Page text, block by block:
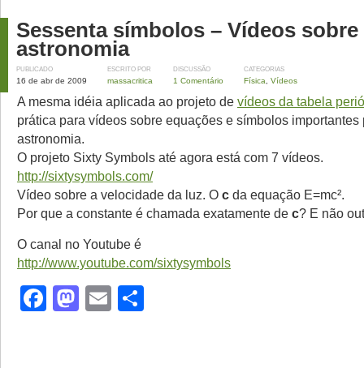
Sessenta símbolos – Vídeos
astronomia
PUBLICADO
16 de abr de 2009
ESCRITO POR
massacritica
DISCUSSÃO
1 Comentário
CATEGORIAS
Física Vídeos
A mesma idéia aplicada ao projeto de vídeos da tabela
prática para vídeos sobre equações e símbolos importantes
astronomia.
O projeto Sixty Symbols até agora está com 7 vídeos.
http://sixtysymbols.com/
Vídeo sobre a velocidade da luz. O c da equação E=mc².
Por que a constante é chamada exatamente de c? E não
O canal no Youtube é
http://www.youtube.com/sixtysymbols
Facebook
Mastodon
Email